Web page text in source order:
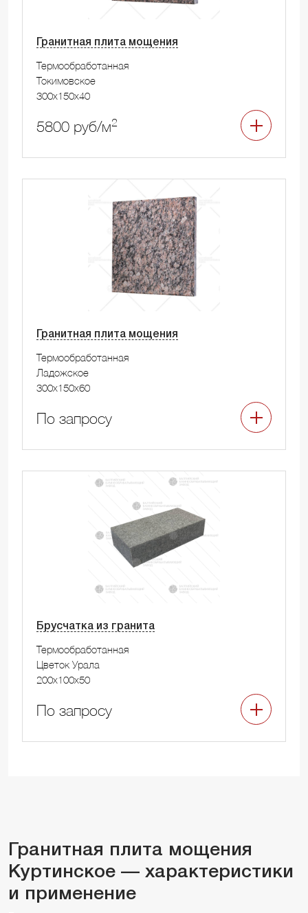
Гранитная плита мощения
Термообработанная
Токимовское
300x150x40
5800 руб/м2
Гранитная плита мощения
Термообработанная
Ладожское
300x150x60
По запросу
Брусчатка из гранита
Термообработанная
Цветок Урала
200x100x50
По запросу
Гранитная плита мощения
Куртинское — характеристики
и применение